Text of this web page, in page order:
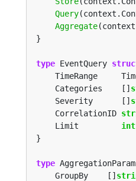
Query
Aggregate
type EventQuery
    Categories    []
    Severity      []
    CorrelationID
    Limit
int
type
    GroupBy    []